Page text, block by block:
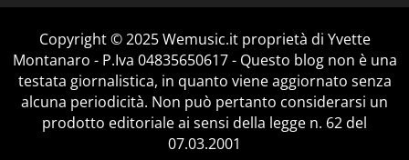
Copyright © 2025 Wemusic.it proprietà di Yvette
Montanaro - P.Iva 04835650617 - Questo blog non è una
testata giornalistica, in quanto viene aggiornato senza
alcuna periodicità. Non può pertanto considerarsi un
prodotto editoriale ai sensi della legge n. 62 del
07.03.2001